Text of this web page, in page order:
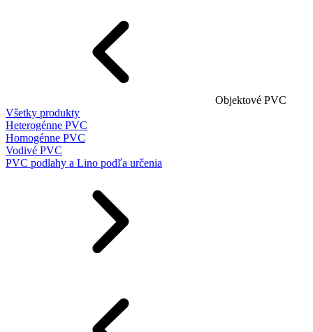
Objektové PVC
Všetky produkty
Heterogénne PVC
Homogénne PVC
Vodivé PVC
PVC podlahy a Lino podľa určenia